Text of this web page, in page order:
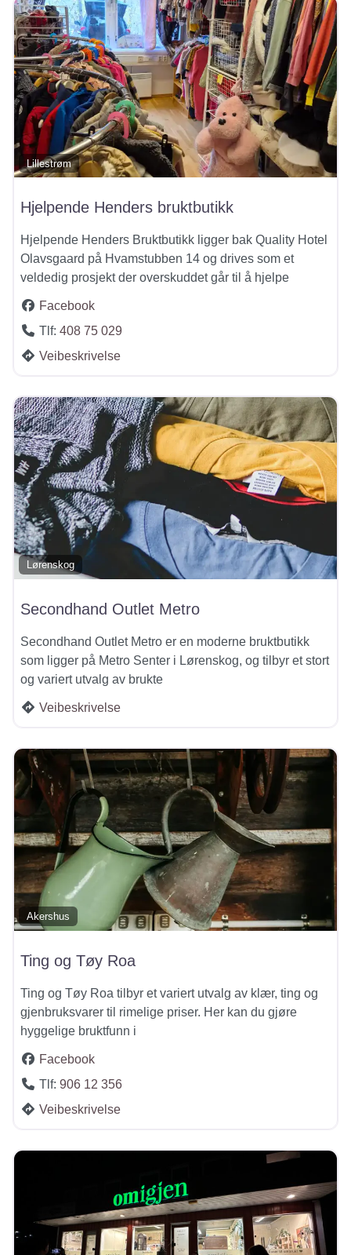
Lillestrøm
Hjelpende Henders bruktbutikk
Hjelpende Henders Bruktbutikk ligger bak Quality Hotel
Olavsgaard på Hvamstubben 14 og drives som et
veldedig prosjekt der overskuddet går til å hjelpe
Facebook
Tlf: 408 75 029
Veibeskrivelse
Lørenskog
Secondhand Outlet Metro
Secondhand Outlet Metro er en moderne bruktbutikk
som ligger på Metro Senter i Lørenskog, og tilbyr et stort
og variert utvalg av brukte
Veibeskrivelse
Akershus
Ting og Tøy Roa
Ting og Tøy Roa tilbyr et variert utvalg av klær, ting og
gjenbruksvarer til rimelige priser. Her kan du gjøre
hyggelige bruktfunn i
Facebook
Tlf: 906 12 356
Veibeskrivelse